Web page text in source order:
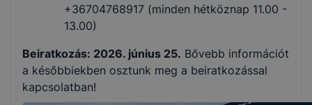
+36704768917 (minden hétköznap 11.00 -
13.00)
Beiratkozás: 2026. június 25. Bővebb információt
a későbbiekben osztunk meg a beiratkozással
kapcsolatban!